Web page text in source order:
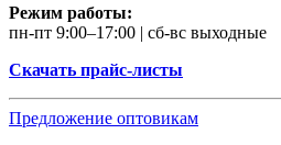
Режим работы:
пн-пт 9:00–17:00 | сб-вс выходные
Скачать прайс-листы
Предложение оптовикам